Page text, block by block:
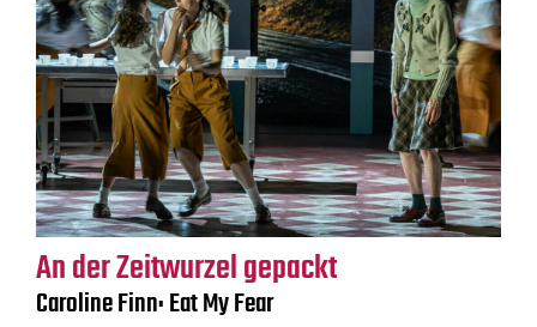
An der Zeitwurzel gepackt
Caroline Finn: Eat My Fear